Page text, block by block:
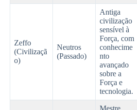
Zeffo
(Civilizaçã
o)
Neutros
(Passado)
Antiga
civilização
sensível à
Força, com
conhecime
nto
avançado
sobre a
Força e
tecnologia.